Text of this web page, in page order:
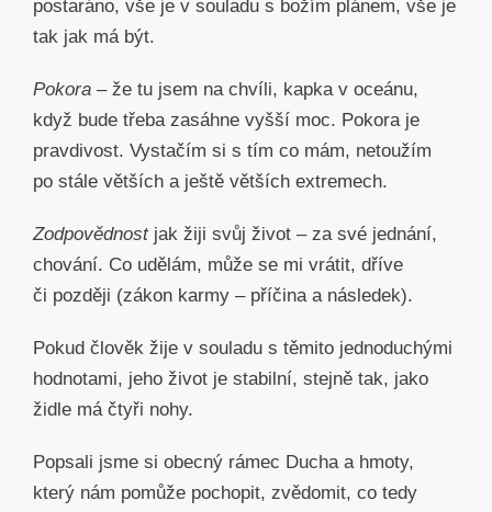
postaráno, vše je v souladu s božím plánem, vše je
tak jak má být.
Pokora – že tu jsem na chvíli, kapka v oceánu,
když bude třeba zasáhne vyšší moc. Pokora je
pravdivost. Vystačím si s tím co mám, netoužím
po stále větších a ještě větších extremech.
Zodpovědnostjak žiji svůj život – za své jednání,
chování. Co udělám, může se mi vrátit, dříve
či později (zákon karmy – příčina a následek).
Pokud člověk žije v souladu s těmito jednoduchými
hodnotami, jeho život je stabilní, stejně tak, jako
židle má čtyři nohy.
Popsali jsme si obecný rámec Ducha a hmoty,
který nám pomůže pochopit, zvědomit, co tedy